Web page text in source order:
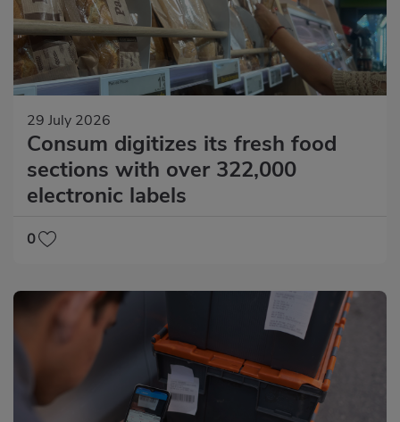
29 July 2026
Consum digitizes its fresh food
sections with over 322,000
electronic labels
0